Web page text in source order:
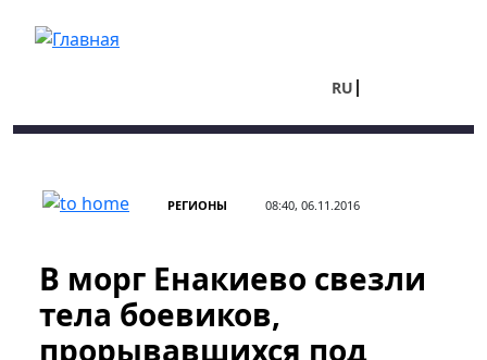
RU
РЕГИОНЫ 08:40, 06.11.2016
В морг Енакиево свезли
тела боевиков,
прорывавшихся под